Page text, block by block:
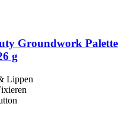
Groundwork Palette
g
Lippen